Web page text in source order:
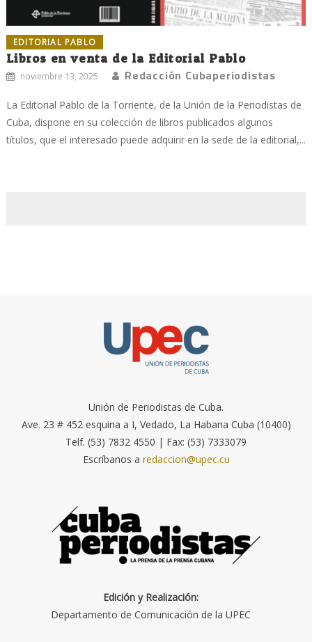
EDITORIAL PABLO
Libros en venta de la Editorial Pablo
noviembre 13, 2025 Redacción Cubaperiodistas
La Editorial Pablo de la Torriente, de la Unión de la Periodistas de
Cuba, dispone en su colección de libros publicados algunos
títulos, que el interesado puede adquirir en la sede de la editorial,...
Unión de Periodistas de Cuba.
Ave. 23 # 452 esquina a I, Vedado, La Habana Cuba (10400)
Telf. (53) 7832 4550 | Fax: (53) 7333079
Escríbanos a redaccion@upec.cu
Edición y Realización:
Departamento de Comunicación de la UPEC